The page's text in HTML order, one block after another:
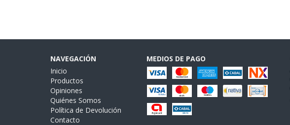
NAVEGACIÓN
Inicio
Productos
Opiniones
Quiénes Somos
Política de Devolución
Contacto
MEDIOS DE PAGO